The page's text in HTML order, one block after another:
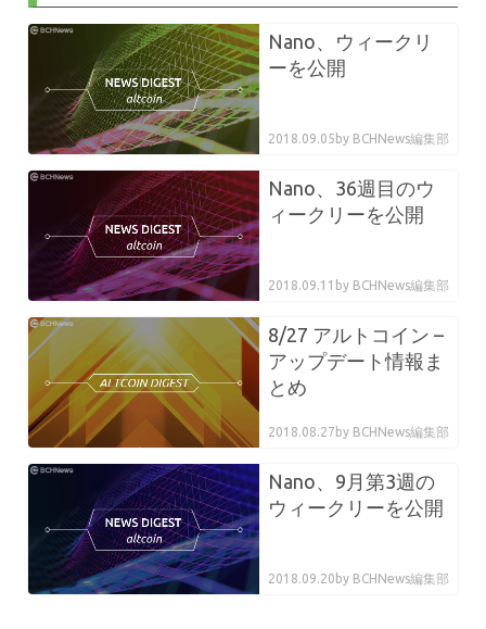
Nano、ウィークリ
ーを公開
2018.09.05 by BCHNews編集部
Nano、36週目のウ
ィークリーを公開
2018.09.11 by BCHNews編集部
8/27 アルトコイン –
アップデート情報ま
とめ
2018.08.27 by BCHNews編集部
Nano、9月第3週の
ウィークリーを公開
2018.09.20 by BCHNews編集部